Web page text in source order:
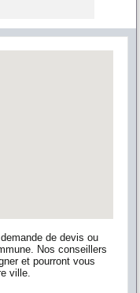
de devis ou
Nos conseillers
et pourront vous
ville.